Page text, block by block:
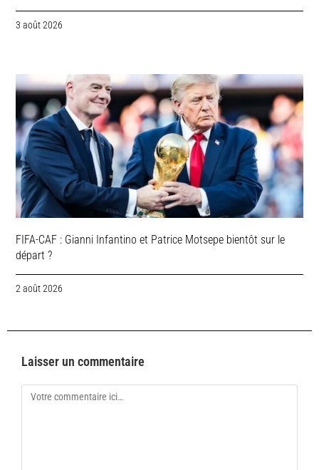
3 août 2026
FIFA-CAF : Gianni Infantino et Patrice Motsepe bientôt sur le
départ ?
2 août 2026
Laisser un commentaire